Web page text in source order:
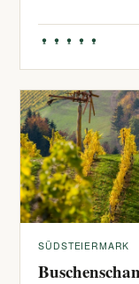
SÜDSTEIERMARK